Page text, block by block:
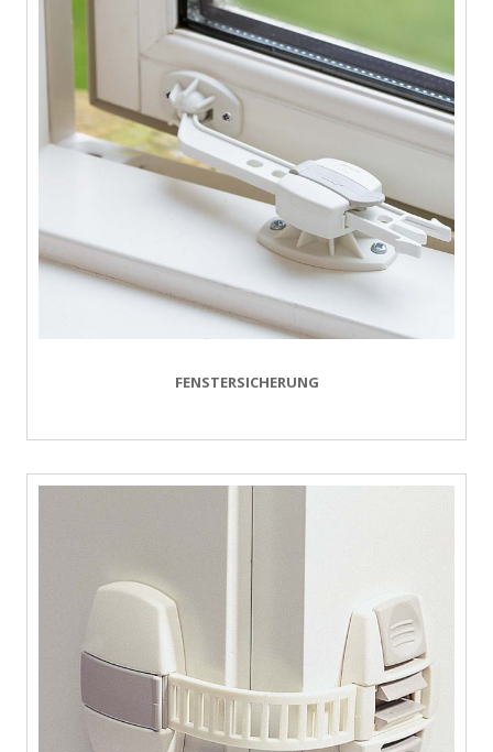
FENSTERSICHERUNG